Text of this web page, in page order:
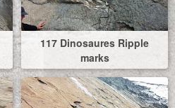
117 Dinosaures Ripple
marks